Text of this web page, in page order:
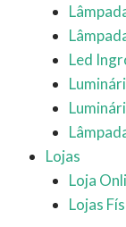
Led
Lojas
Loja
Lojas